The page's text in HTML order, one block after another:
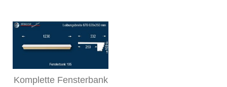
Komplette Fensterbank